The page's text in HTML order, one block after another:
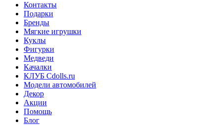
Контакты
Подарки
Бренды
Мягкие игрушки
Куклы
Фигурки
Медведи
Качалки
КЛУБ Cdolls.ru
Модели автомобилей
Декор
Акции
Помощь
Блог